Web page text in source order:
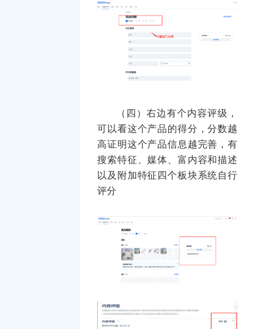
（四）右边有个内容评级，
可以看这个产品的得分，分数越
高证明这个产品信息越完善，有
搜索特征、媒体、富内容和描述
以及附加特征四个板块系统自行
评分